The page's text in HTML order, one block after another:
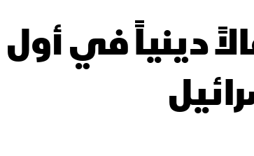
دينياً في